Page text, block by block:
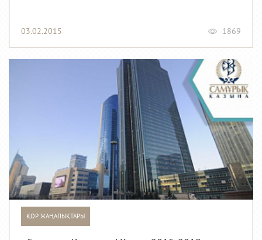
03.02.2015 1869
ҚОР ЖАҢАЛЫҚТАРЫ